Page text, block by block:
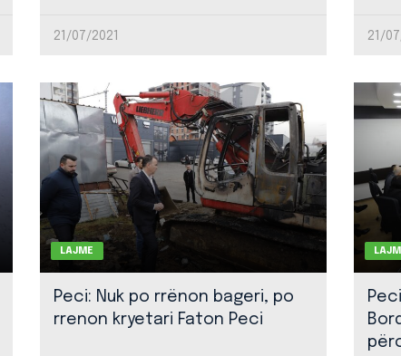
21/07/2021 21/
LAJME
Peci: Nuk po rrënon bageri, po
rrenon kryetari Faton Peci